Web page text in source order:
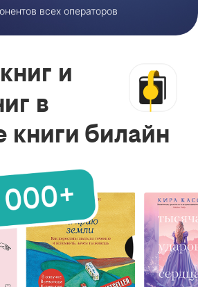
всех операторов
и
в
книги билайн